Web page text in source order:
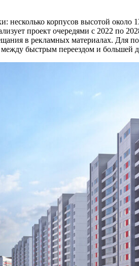
корпусов высотой
проект очередями с 2022 по
в рекламных материалах.
быстрым переездом и большей